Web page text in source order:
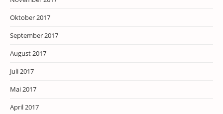
Oktober 2017
September 2017
August 2017
Juli 2017
Mai 2017
April 2017